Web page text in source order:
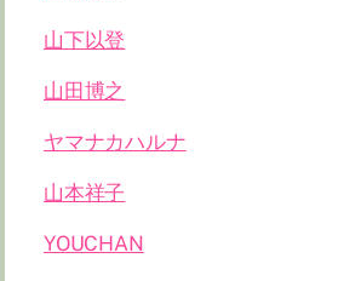
山下以登
山田博之
ヤマナカハルナ
山本祥子
YOUCHAN